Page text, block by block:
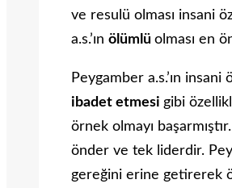
ve resulü olması insani
a.s.’ın ölümlü olması en
Peygamber a.s.’ın insani
ibadet etmesi gibi
örnek olmayı
önder ve tek liderdir.
gereğini erine getirerek